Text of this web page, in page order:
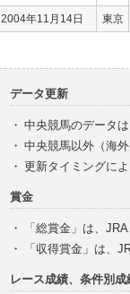
2004年11月14日 東京
データ更新
・ 中央競馬のデータ
・ 中央競馬以外（海
・ 更新タイミングに
賞金
・
「総賞金」は、
・
「収得賞金」は、
レース成績、条件別成